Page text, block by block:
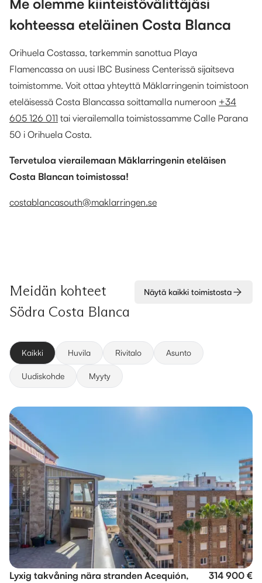
Me olemme kiinteistövälittäjäsi
kohteessa eteläinen Costa Blanca
Orihuela Costassa, tarkemmin sanottua Playa
Flamencassa on uusi IBC Business Centerissä sijaitseva
toimistomme. Voit ottaa yhteyttä Mäklarringenin toimistoon
eteläisessä Costa Blancassa soittamalla numeroon +34
605 126 011 tai vierailemalla toimistossamme Calle Parana
50 i Orihuela Costa.
Tervetuloa vierailemaan Mäklarringenin eteläisen
Costa Blancan toimistossa!
costablancasouth@maklarringen.se
Meidän kohteet
Södra Costa Blanca
Näytä kaikki toimistosta
Kaikki Huvila Rivitalo Asunto
Uudiskohde Myyty
Lyxig takvåning nära stranden Acequión,
314 900 €